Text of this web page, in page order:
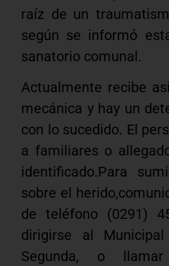
raíz de un
según se informó
sanatorio comunal.
Actualmente recibe
mecánica y hay un
con lo sucedido. El
a familiares o
identificado.Para
sobre el
de teléfono (0291)
dirigirse al
Segunda, o